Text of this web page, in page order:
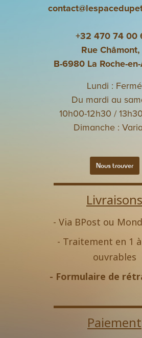
+32 470 74 00
Rue
B-6980 La Roche-
Lundi : Fermé
Du mardi au
10h00-12h30 /
Dimanche :
Nous trouver
Livraisons
- Via BPost ou
- Traitement en 1
ouvrables
- Formulaire de
Paiement